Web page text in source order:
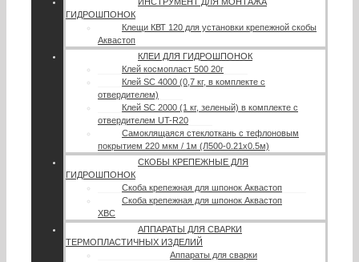
ГИДРОШПОНОК
Клещи КВТ 120 для установки крепежной скобы
Аквастоп
КЛЕИ ДЛЯ ГИДРОШПОНОК
Клей космопласт 500 20г
Клей SC 4000 (0,7 кг, в комплекте с
отвердителем)
Клей SC 2000 (1 кг, зеленый) в комплекте с
отвердителем UT-R20
Самоклящаяся стеклоткань с тефлоновым
покрытием 220 мкм / 1м (Л500-0.21х0.5м)
СКОБЫ КРЕПЕЖНЫЕ ДЛЯ
ГИДРОШПОНОК
Скоба крепежная для шпонок Аквастоп
Скоба крепежная для шпонок Аквастоп
ХВС
АППАРАТЫ ДЛЯ СВАРКИ
ТЕРМОПЛАСТИЧНЫХ ИЗДЕЛИЙ
Аппараты для сварки